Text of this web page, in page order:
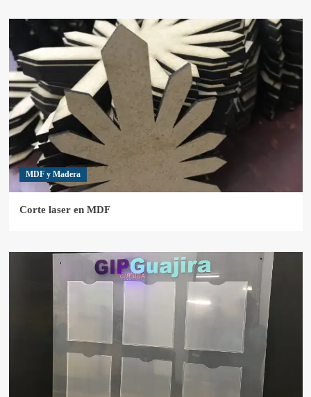
MDF y Madera
Corte laser en MDF